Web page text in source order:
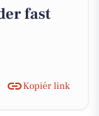
fast
Kopiér link